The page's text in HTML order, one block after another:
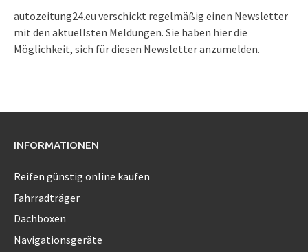
autozeitung24.eu verschickt regelmäßig einen Newsletter
mit den aktuellsten Meldungen. Sie haben hier die
Möglichkeit, sich für diesen Newsletter anzumelden.
INFORMATIONEN
Reifen günstig online kaufen
Fahrradträger
Dachboxen
Navigationsgeräte